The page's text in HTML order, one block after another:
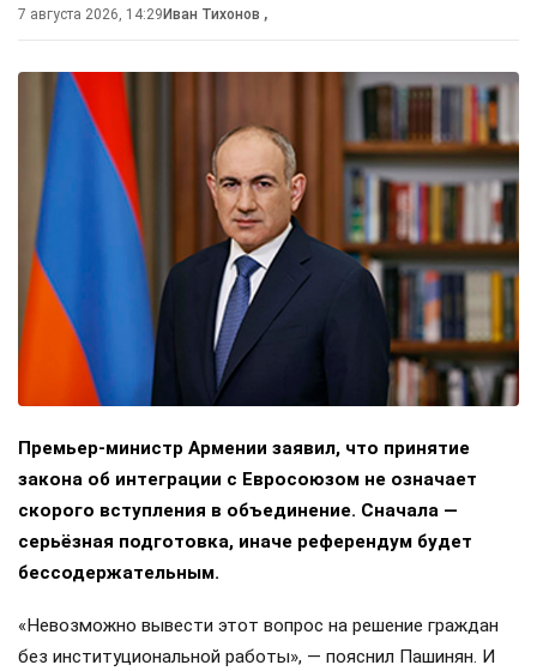
7 августа 2026, 14:29 Иван Тихонов ,
Премьер-министр Армении заявил, что принятие
закона об интеграции с Евросоюзом не означает
скорого вступления в объединение. Сначала —
серьёзная подготовка, иначе референдум будет
бессодержательным.
«Невозможно вывести этот вопрос на решение граждан
без институциональной работы», — пояснил Пашинян. И